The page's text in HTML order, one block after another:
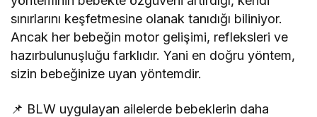
sınırlarını keşfetmesine olanak tanıdığı biliniyor.
Ancak her bebeğin motor gelişimi, refleksleri ve
hazırbulunuşluğu farklıdır. Yani en doğru yöntem,
sizin bebeğinize uyan yöntemdir.
📌 BLW uygulayan ailelerde bebeklerin daha